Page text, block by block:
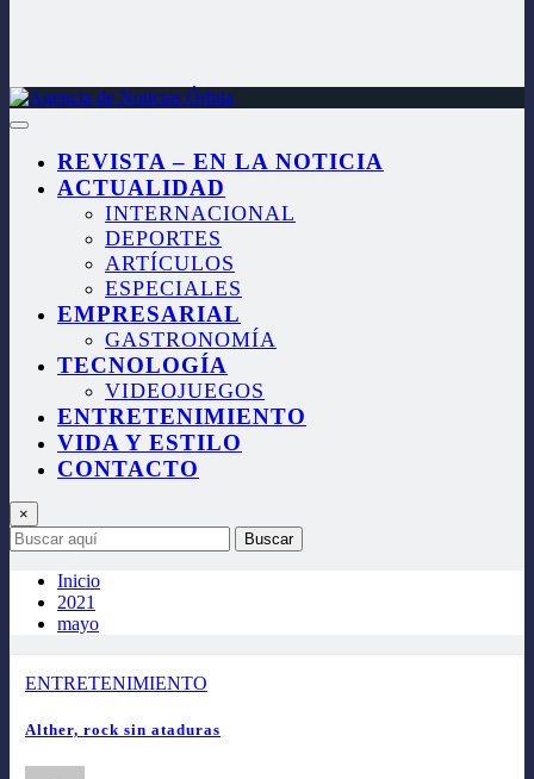
REVISTA – EN LA NOTICIA
ACTUALIDAD
INTERNACIONAL
DEPORTES
ARTÍCULOS
ESPECIALES
EMPRESARIAL
GASTRONOMÍA
TECNOLOGÍA
VIDEOJUEGOS
ENTRETENIMIENTO
VIDA Y ESTILO
CONTACTO
×
Buscar
Inicio
2021
mayo
ENTRETENIMIENTO
Alther, rock sin ataduras